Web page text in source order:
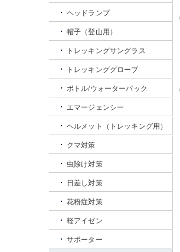
ヘッドランプ
帽子（登山用）
トレッキングサングラス
トレッキンググローブ
ボトル/ウォーターパック
エマージェンシー
ヘルメット（トレッキング用）
クマ対策
虫除け対策
日差し対策
花粉症対策
軽アイゼン
サポーター